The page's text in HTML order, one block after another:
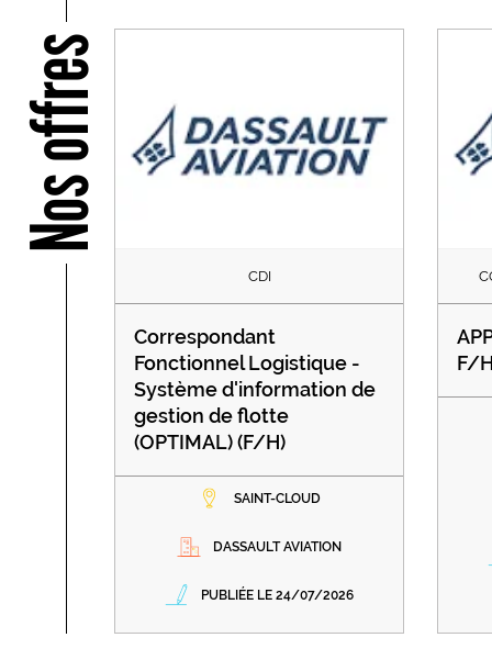
Nos offres
CDI
Correspondant
Fonctionnel Logistique -
Système d'information de
gestion de flotte
(OPTIMAL) (F/H)
SAINT-CLOUD
DASSAULT AVIATION
PUBLIÉE LE 24/07/2026
F/